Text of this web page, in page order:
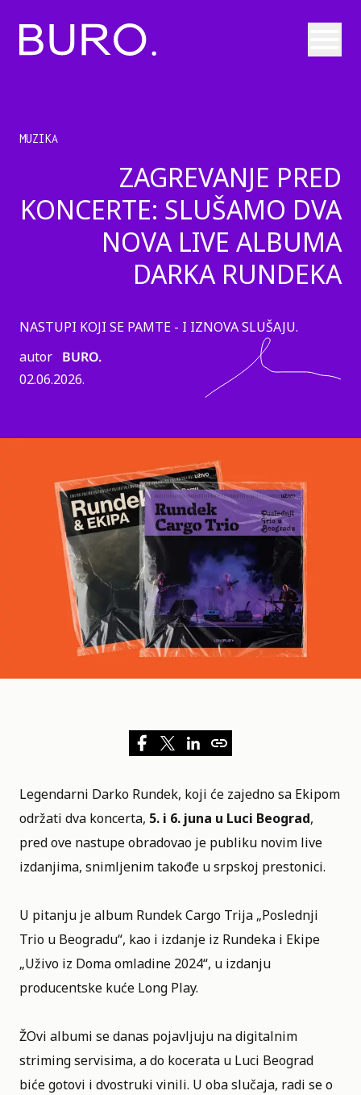
MUZIKA
ZAGREVANJE PRED
KONCERTE: SLUŠAMO DVA
NOVA LIVE ALBUMA
DARKA RUNDEKA
NASTUPI KOJI SE PAMTE - I IZNOVA SLUŠAJU.
autor BURO.
02.06.2026.
Legendarni Darko Rundek, koji će zajedno sa Ekipom
održati dva koncerta, 5. i 6. juna u Luci Beograd,
pred ove nastupe obradovao je publiku novim live
izdanjima, snimljenim takođe u srpskoj prestonici.
U pitanju je album Rundek Cargo Trija „Poslednji
Trio u Beogradu“, kao i izdanje iz Rundeka i Ekipe
„Uživo iz Doma omladine 2024“, u izdanju
producentske kuće Long Play.
ŽOvi albumi se danas pojavljuju na digitalnim
striming servisima, a do kocerata u Luci Beograd
biće gotovi i dvostruki vinili. U oba slučaja, radi se o